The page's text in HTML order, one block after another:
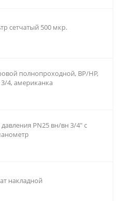
сетчатый 500 мкр.
полнопроходной, ВР/НР,
4, американка
PN25 вн/вн 3/4" с
накладной